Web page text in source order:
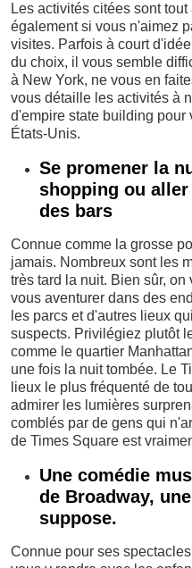
Les activités citées sont
également si vous n'aimez
visites. Parfois à court
du choix, il vous semble
à New York, ne vous en
vous détaille les activités à
d'empire state building pour
États-Unis.
Se promener la
shopping ou
des bars
Connue comme la grosse
jamais. Nombreux sont les
très tard la nuit. Bien sûr,
vous aventurer dans des
les parcs et d'autres lieux
suspects. Privilégiez plutôt
comme le quartier
une fois la nuit tombée. Le
lieux le plus fréquenté de
admirer les lumières
comblés par de gens qui
de Times Square est
Une comédie
de Broadway,
suppose.
Connue pour ses